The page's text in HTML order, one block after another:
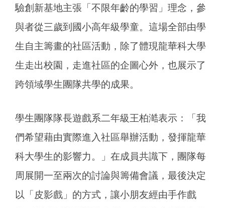
驗創新基地主張「不限年齡的學習」理念，參
與者從三歲到國小高年級學童。這場全部由學
生自主籌畫的社區活動，除了體現龍華科大學
生走出校園，走進社區的企圖心外，也展示了
跨領域學生團隊共學的成果。
學生團隊隊長遊戲系二年級王柏澔表示：「我
們希望藉由實際進入社區舉辦活動，發揮龍華
科大學生的影響力。」在成員共識下，團隊每
周展開一至兩次的討論與籌備會議，最後決定
以「皮影戲」的方式，讓小朋友經由手作戲